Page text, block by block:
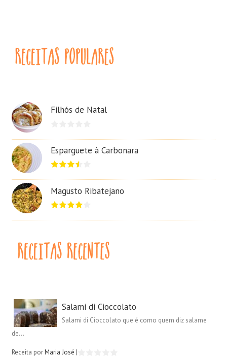
Filhós de Natal
Esparguete à Carbonara
Magusto Ribatejano
Salami di Cioccolato
Salami di Cioccolato que é como quem diz salame
de...
Receita porMaria José |